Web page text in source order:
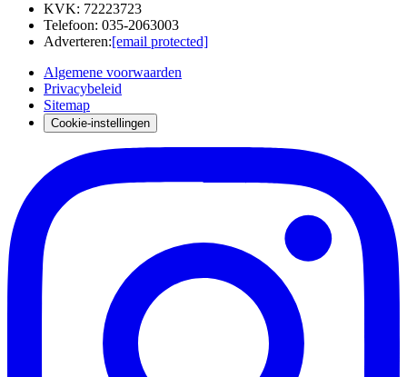
KVK: 72223723
Telefoon: 035-2063003
Adverteren:[email protected]
Algemene voorwaarden
Privacybeleid
Sitemap
Cookie-instellingen